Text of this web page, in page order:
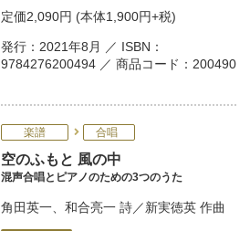
定価2,090円 (本体1,900円+税)
発行：2021年8月 ／ ISBN：
9784276200494 ／ 商品コード：200490
楽譜 合唱
空のふもと 風の中
混声合唱とピアノのための3つのうた
角田英一 和合亮一 詩／新実徳英 作曲